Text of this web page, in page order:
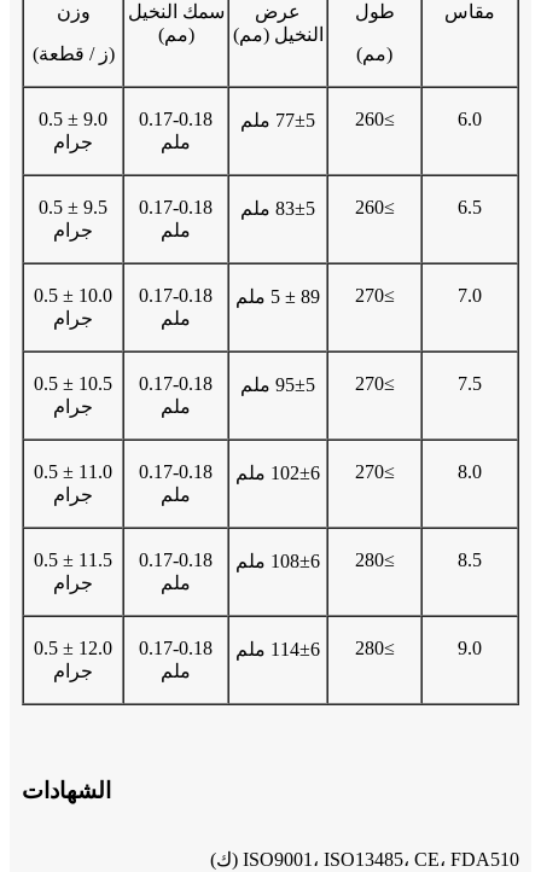
مقاس طول
(مم)
عرض
النخيل (مم)
سمك النخيل
(مم)
وزن
(ز / قطعة)
6.0
≥260 77±5 ملم
0.17-0.18
ملم
9.0 ± 0.5
جرام
6.5
≥260 83±5 ملم
0.17-0.18
ملم
9.5 ± 0.5
جرام
7.0
≥270 89 ± 5 ملم
0.17-0.18
ملم
10.0 ± 0.5
جرام
7.5
≥270 95±5 ملم
0.17-0.18
ملم
10.5 ± 0.5
جرام
8.0
≥270 102±6 ملم
0.17-0.18
ملم
11.0 ± 0.5
جرام
8.5
≥280 108±6 ملم
0.17-0.18
ملم
11.5 ± 0.5
جرام
9.0
≥280 114±6 ملم
0.17-0.18
ملم
12.0 ± 0.5
جرام
الشهادات
ISO9001، ISO13485، CE، FDA510 (ك)